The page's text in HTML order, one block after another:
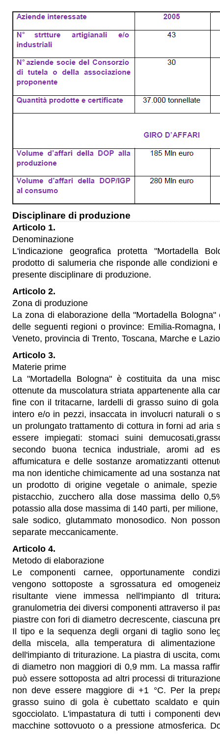
Disciplinare di produzione
Articolo 1.
Denominazione
L'indicazione geografica protetta "Mortadella
prodotto di salumeria che risponde alle condizioni
presente disciplinare di produzione.
Articolo 2.
Zona di produzione
La zona di elaborazione della "Mortadella
delle seguenti regioni o province: Emilia-Romagna,
Veneto, provincia di Trento, Toscana, Marche e
Articolo 3.
Materie prime
La "Mortadella Bologna" è costituita da una
ottenute da muscolatura striata appartenente alla
fine con il tritacarne, lardelli di grasso suino di
intero e/o in pezzi, insaccata in involucri naturali o
un prolungato trattamento di cottura in forni ad aria
essere impiegati: stomaci suini
secondo buona tecnica industriale, aromi ad
affumicatura e delle sostanze aromatizzanti
ma non identiche chimicamente ad una sostanza
un prodotto di origine vegetale o animale,
pistacchio, zucchero alla dose massima dello
potassio alla dose massima di 140 parti, per
sale sodico, glutammato monosodico. Non
separate meccanicamente.
Articolo 4.
Metodo di elaborazione
Le componenti carnee, opportunamente
vengono sottoposte a sgrossatura ed
risultante viene immessa nell'impianto dl
granulometria dei diversi componenti attraverso il
piastre con fori di diametro decrescente, ciascuna
Il tipo e la sequenza degli organi di taglio sono
della miscela, alla temperatura di
dell'impianto di triturazione. La piastra di uscita,
di diametro non maggiori di 0,9 mm. La massa
può essere sottoposta ad altri processi di
non deve essere maggiore di +1 °C. Per la
grasso suino di gola è cubettato scaldato e
sgocciolato. L'impastatura di tutti i componenti
macchine sottovuoto o a pressione atmosferica.